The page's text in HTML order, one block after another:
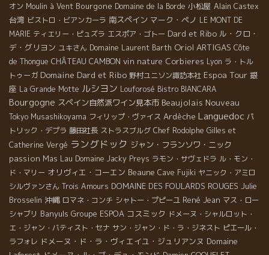
オン Moulin à Vent Bourgone Domaine de la Borde 小松屋 Alain Castex
台湾 ビストロ・ビアンカーラ 南スペイン マーク・ペノ LE MONT DE
MARIE ティエリー・ピュズラ エスポア・ゴトー Dard et Ribo ル・クロ・
デ・グリヨン ユキさん Domaine Laurent Barth Oriol ARTIGAS Côte
de Thongue CHÂTEAU CAMBON vin nature Corbieres Lyon ラ・トル
トゥーガ Domaine Dard et Ribo 野村ユニソン諏訪本社 Espoa Tour 銀
座 La Grande Motte ルシヨン Louforosé Bistro BIANCARA
Bourgogne スペイン自然派ワイン見本市 Beaujolais Nouveau
Tokyo Musashikoyama フィリップ・ヴァイス Ardèche Languedoc パ
トリック・デプラ 藤田社長 ストラスブルグ Chef Rodolphe Gilles et
Catherine Vergé ラングドック ジャン・フランソワ・ニック
passion Mas Lau Domaine Jacky Preys ラモン・サヴェドラ ル・モン・
ド・マリー オリヴィエ・コーエン Beaune Cave Fujiki ヤニック・アミロ
シルヴァンさん Trois Amours DOMAINE DES FOULARDS ROUGES Julie
Brosselin 沖縄 ロマネ・コンチ シャトー・プピーユ René Jean マス・ロー
シャブリ Banyuls Groupe ESPOA コスミック ドメーヌ・シャルロット・
エ・ジャン・バティスト・セナ サン・ジャン・ド・ラ・ジネスト ピエール・
ラフォレ ドメーヌ・ド・ラ・ヴィエイユ・ジュリアンヌ Domaine